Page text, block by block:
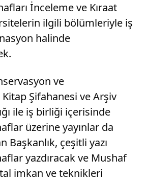
İnceleme ve Kıraat
ilgili bölümleriyle iş
halinde
ve
Şifahanesi ve Arşiv
ile iş birliği içerisinde
üzerine yayınlar da
Başkanlık, çeşitli yazı
yazdıracak ve Mushaf
imkan ve teknikleri